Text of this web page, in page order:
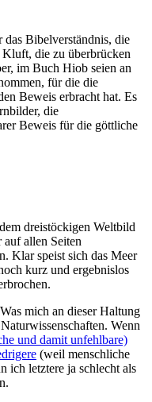
das Bibelverständnis, die
Kluft, die zu überbrücken
im Buch Hiob seien an
für die die
Beweis erbracht hat. Es
die
Beweis für die göttliche
dreistöckigen Weltbild
allen Seiten
Klar speist sich das Meer
kurz und ergebnislos
mich an dieser Haltung
Wenn
und damit unfehlbare)
(weil menschliche
ich letztere ja schlecht als